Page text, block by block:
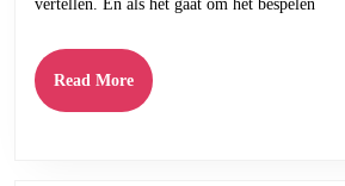
Gratis:
vertellen. En als het gaat om het bespelen
Read MoreRead
More